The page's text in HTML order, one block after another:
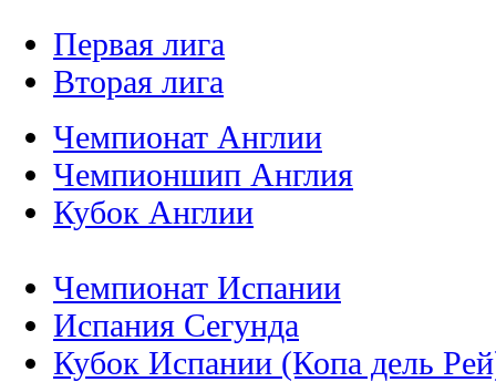
Первая лига
Вторая лига
Чемпионат Англии
Чемпионшип Англия
Кубок Англии
Чемпионат Испании
Испания Сегунда
Кубок Испании (Копа дель